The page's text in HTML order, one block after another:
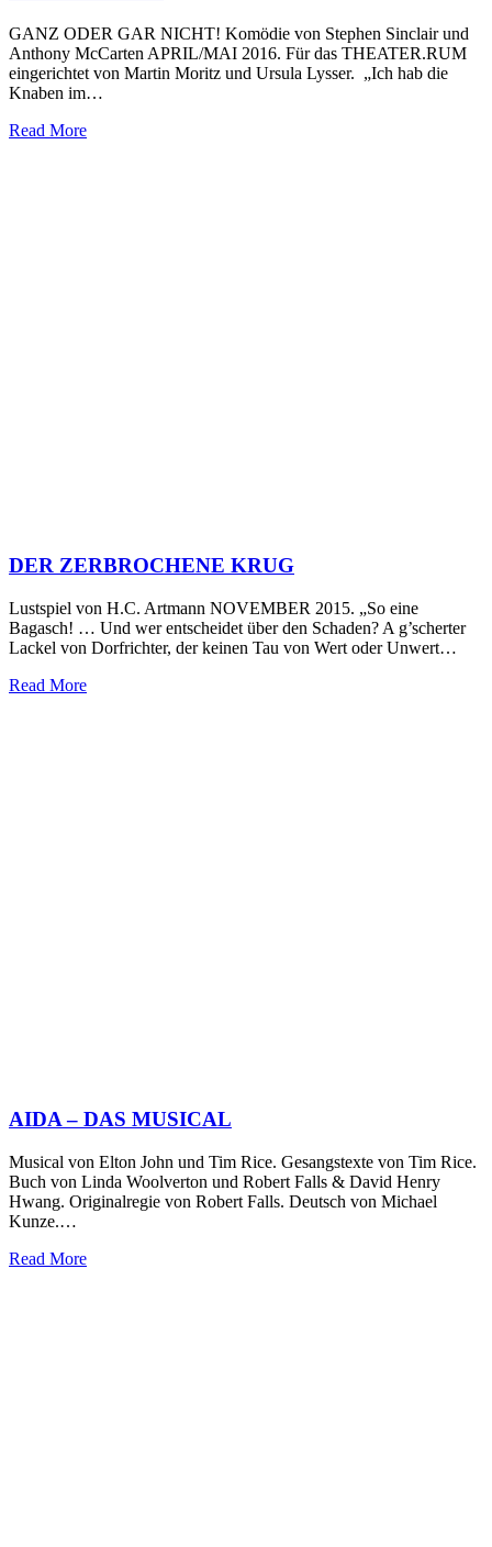
GANZ ODER GAR NICHT! Komödie von Stephen Sinclair und
Anthony McCarten APRIL/MAI 2016. Für das THEATER.RUM
eingerichtet von Martin Moritz und Ursula Lysser. „Ich hab die
Knaben im…
Read More
DER ZERBROCHENE KRUG
Lustspiel von H.C. Artmann NOVEMBER 2015. „So eine
Bagasch! … Und wer entscheidet über den Schaden? A g’scherter
Lackel von Dorfrichter, der keinen Tau von Wert oder Unwert…
Read More
AIDA – DAS MUSICAL
Musical von Elton John und Tim Rice. Gesangstexte von Tim Rice.
Buch von Linda Woolverton und Robert Falls & David Henry
Hwang. Originalregie von Robert Falls. Deutsch von Michael
Kunze.…
Read More